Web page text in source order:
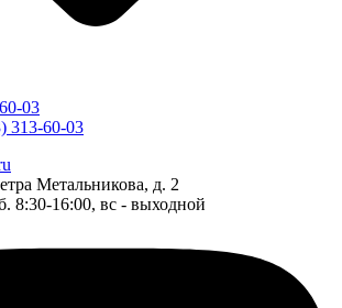
03
313-60-03
Метальникова, д. 2
8:30-16:00, вс - выходной